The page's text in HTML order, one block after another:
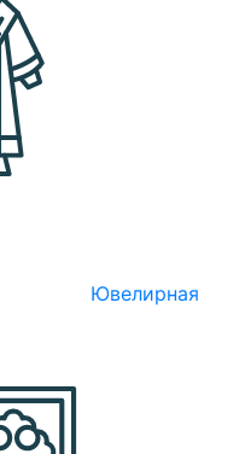
Ювелирная